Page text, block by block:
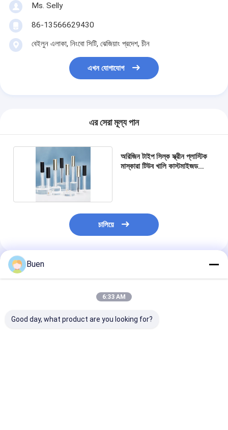
Ms. Selly
86-13566629430
বেইলুন এলাকা, নিংবো সিটি, ঝেজিয়াং প্রদেশ, চীন
এখন যোগাযোগ
এর সেরা মূল্য পান
অরিজিন টাইপ সিল্ক স্ক্রীন প্লাস্টিক
মাস্কারা টিউব খালি কাস্টমাইজড
চালিয়ে
প্রস্তাবিত পণ্য
Buen
6:33 AM
Good day, what product are you looking for?